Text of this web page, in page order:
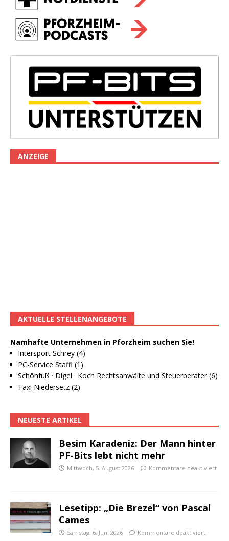
ANZEIGE
AKTUELLE STELLENANGEBOTE
Namhafte Unternehmen in Pforzheim suchen Sie!
Intersport Schrey (4)
PC-Service Staffl (1)
Schönfuß · Digel · Koch Rechtsanwälte und Steuerberater (6)
Taxi Niedersetz (2)
NEUESTE ARTIKEL
Besim Karadeniz: Der Mann hinter
PF-Bits lebt nicht mehr
Mittwoch, 5. August 2026 Kommentare deaktiviert
Lesetipp: „Die Brezel“ von Pascal
Cames
Samstag, 6. Juni 2026 Kommentare deaktiviert